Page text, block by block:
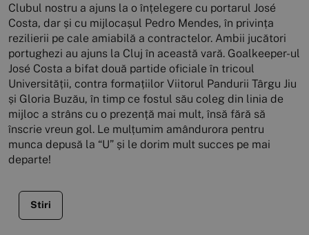
Clubul nostru a ajuns la o înțelegere cu portarul José
Costa, dar și cu mijlocașul Pedro Mendes, în privința
rezilierii pe cale amiabilă a contractelor. Ambii jucători
portughezi au ajuns la Cluj în această vară. Goalkeeper-ul
José Costa a bifat două partide oficiale în tricoul
Universității, contra formațiilor Viitorul Pandurii Târgu Jiu
și Gloria Buzău, în timp ce fostul său coleg din linia de
mijloc a strâns cu o prezență mai mult, însă fără să
înscrie vreun gol. Le mulțumim amândurora pentru
munca depusă la “U” și le dorim mult succes pe mai
departe!
Stiri